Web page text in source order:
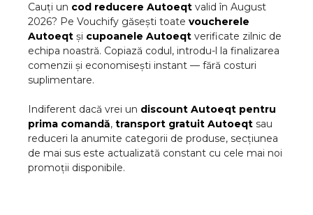
Cauți un cod reducere Autoeqt valid în August
2026? Pe Vouchify găsești toate voucherele
Autoeqt și cupoanele Autoeqt verificate zilnic de
echipa noastră. Copiază codul, introdu-l la finalizarea
comenzii și economisești instant — fără costuri
suplimentare.
Indiferent dacă vrei un discount Autoeqt pentru
prima comandă, transport gratuit Autoeqt sau
reduceri la anumite categorii de produse, secțiunea
de mai sus este actualizată constant cu cele mai noi
promoții disponibile.